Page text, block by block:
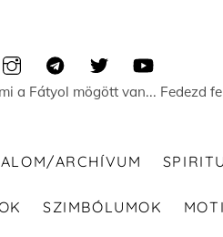
a Fátyol mögött van... Fedezd
ARCHÍVUM
SZIMBÓLUMOK